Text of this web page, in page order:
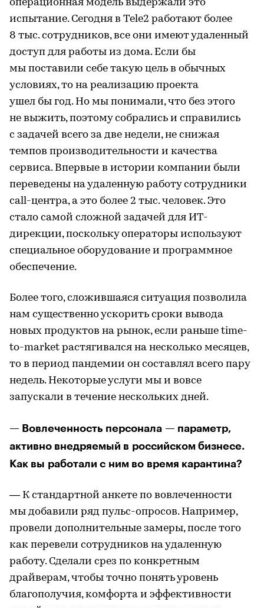
операционная модель выдержали это
испытание. Сегодня в Tele2 работают более
8 тыс. сотрудников, все они имеют удаленный
доступ для работы из дома. Если бы
мы поставили себе такую цель в обычных
условиях, то на реализацию проекта
ушел бы год. Но мы понимали, что без этого
не выжить, поэтому собрались и справились
с задачей всего за две недели, не снижая
темпов производительности и качества
сервиса. Впервые в истории компании были
переведены на удаленную работу сотрудники
call-центра, а это более 2 тыс. человек. Это
стало самой сложной задачей для ИТ-
дирекции, поскольку операторы используют
специальное оборудование и программное
обеспечение.
Более того, сложившаяся ситуация позволила
нам существенно ускорить сроки вывода
новых продуктов на рынок, если раньше time-
to-market растягивался на несколько месяцев,
то в период пандемии он составлял всего пару
недель. Некоторые услуги мы и вовсе
запускали в течение нескольких дней.
— Вовлеченность персонала — параметр,
активно внедряемый в российском бизнесе.
Как вы работали с ним во время карантина?
— К стандартной анкете по вовлеченности
мы добавили ряд пульс-опросов. Например,
провели дополнительные замеры, после того
как перевели сотрудников на удаленную
работу. Сделали срез по конкретным
драйверам, чтобы точно понять уровень
благополучия, комфорта и эффективности